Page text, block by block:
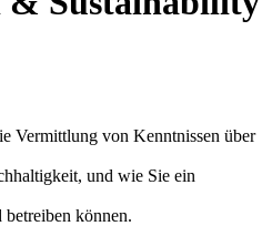
Vermittlung von Kenntnissen über
und wie Sie ein
betreiben können.